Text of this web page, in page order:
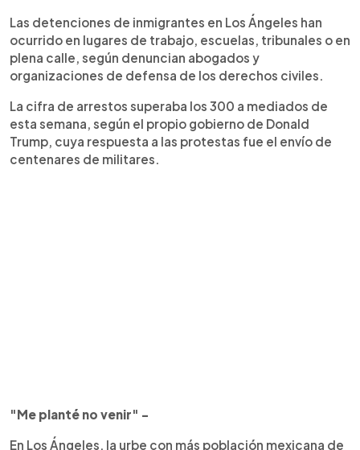
Las detenciones de inmigrantes en Los Ángeles han
ocurrido en lugares de trabajo, escuelas, tribunales o en
plena calle, según denuncian abogados y
organizaciones de defensa de los derechos civiles.
La cifra de arrestos superaba los 300 a mediados de
esta semana, según el propio gobierno de Donald
Trump, cuya respuesta a las protestas fue el envío de
centenares de militares.
"Me planté no venir" -
En Los Ángeles, la urbe con más población mexicana de